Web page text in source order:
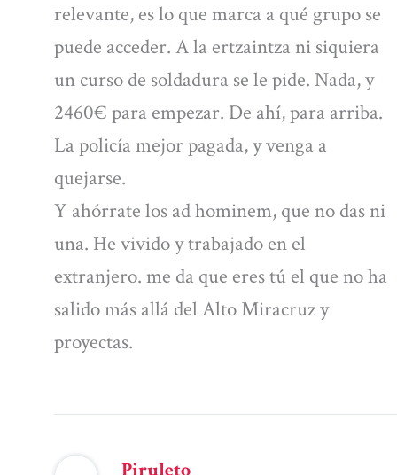
relevante, es lo que marca a qué grupo se
puede acceder. A la ertzaintza ni siquiera
un curso de soldadura se le pide. Nada, y
2460€ para empezar. De ahí, para arriba.
La policía mejor pagada, y venga a
quejarse.
Y ahórrate los ad hominem, que no das ni
una. He vivido y trabajado en el
extranjero. me da que eres tú el que no ha
salido más allá del Alto Miracruz y
proyectas.